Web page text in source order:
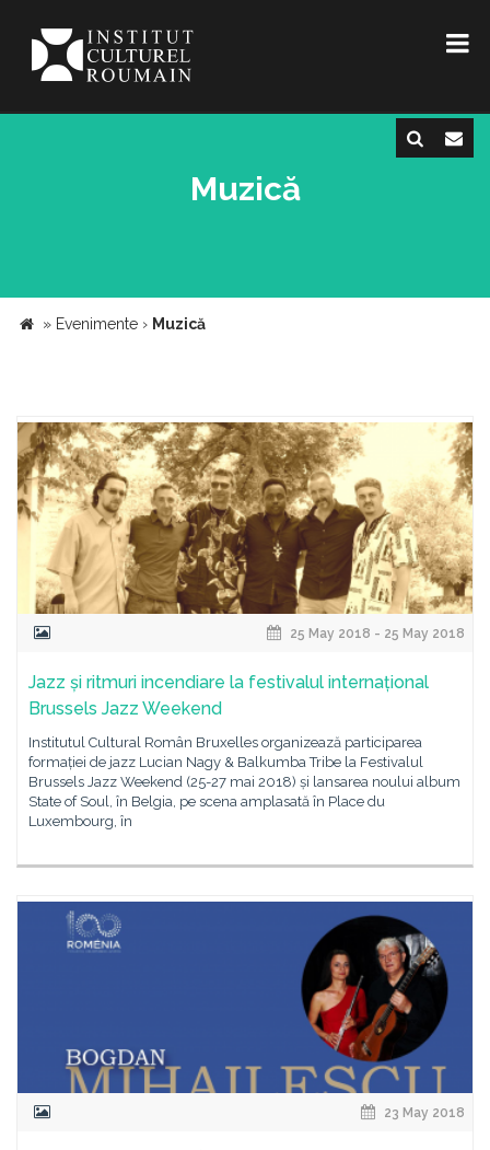
Muzică
» Evenimente › Muzică
25 May 2018 - 25 May 2018
Jazz și ritmuri incendiare la festivalul internațional
Brussels Jazz Weekend
Institutul Cultural Român Bruxelles organizează participarea
formației de jazz Lucian Nagy & Balkumba Tribe la Festivalul
Brussels Jazz Weekend (25-27 mai 2018) și lansarea noului album
State of Soul, în Belgia, pe scena amplasată în Place du
Luxembourg, în
23 May 2018